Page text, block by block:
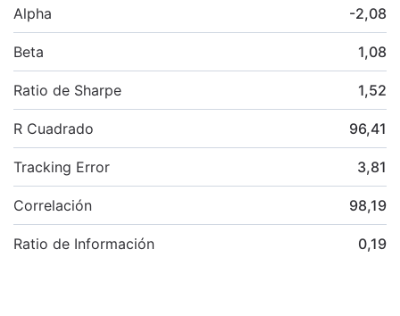
Alpha -2,08
Beta 1,08
Ratio de Sharpe 1,52
R Cuadrado 96,41
Tracking Error 3,81
Correlación 98,19
Ratio de Información 0,19